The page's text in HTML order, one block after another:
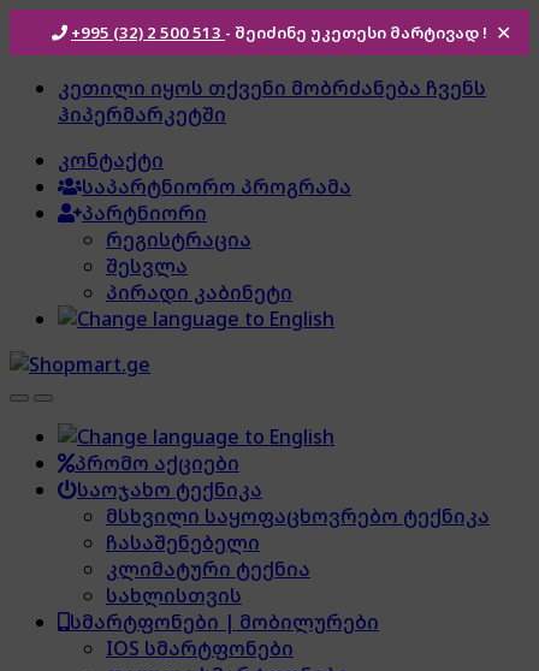
+995 (32) 2 500 513 - შეიძინე უკეთესი მარტივად ! ✕
Skip
Skip კეთილი იყოს თქვენი მობრძანება ჩვენს
ჰიპერმარკეტში
კონტაქტი
საპარტნიორო პროგრამა
პარტნიორი
რეგისტრაცია
შესვლა
პირადი კაბინეტი
პრომო აქციები
საოჯახო ტექნიკა
მსხვილი საყოფაცხოვრებო ტექნიკა
ჩასაშენებელი
კლიმატური ტექნია
სახლისთვის
სმარტფონები | მობილურები
IOS სმარტფონები